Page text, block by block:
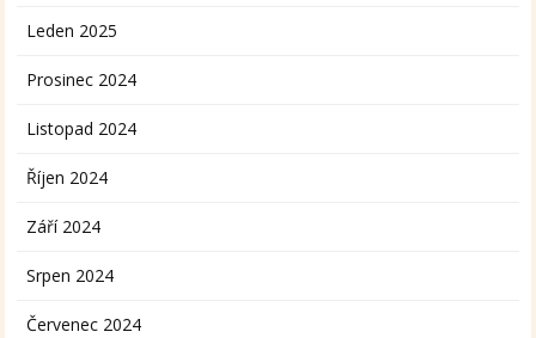
Leden 2025
Prosinec 2024
Listopad 2024
Říjen 2024
Září 2024
Srpen 2024
Červenec 2024